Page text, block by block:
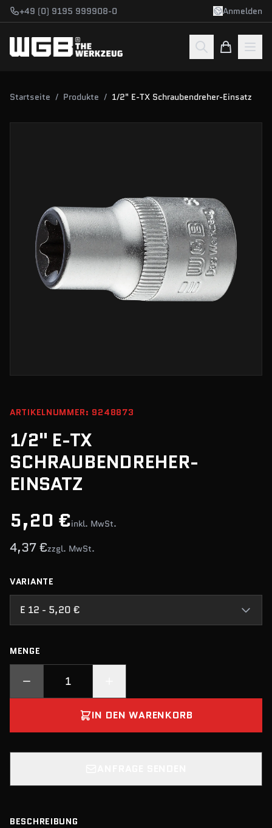
Zum Hauptinhalt springen
+49 (0) 9195 999908-0 Anmelden
Startseite / Produkte / 1/2" E-TX Schraubendreher-Einsatz
ARTIKELNUMMER: 9248873
1/2" E-TX
SCHRAUBENDREHER-
EINSATZ
5,20 €inkl. MwSt.
4,37 €zzgl. MwSt.
VARIANTE
E 12 - 5,20 €
MENGE
IN DEN WARENKORB
BESCHREIBUNG